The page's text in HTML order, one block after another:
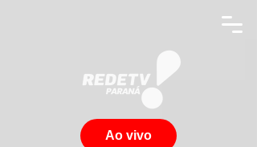
Ao vivo